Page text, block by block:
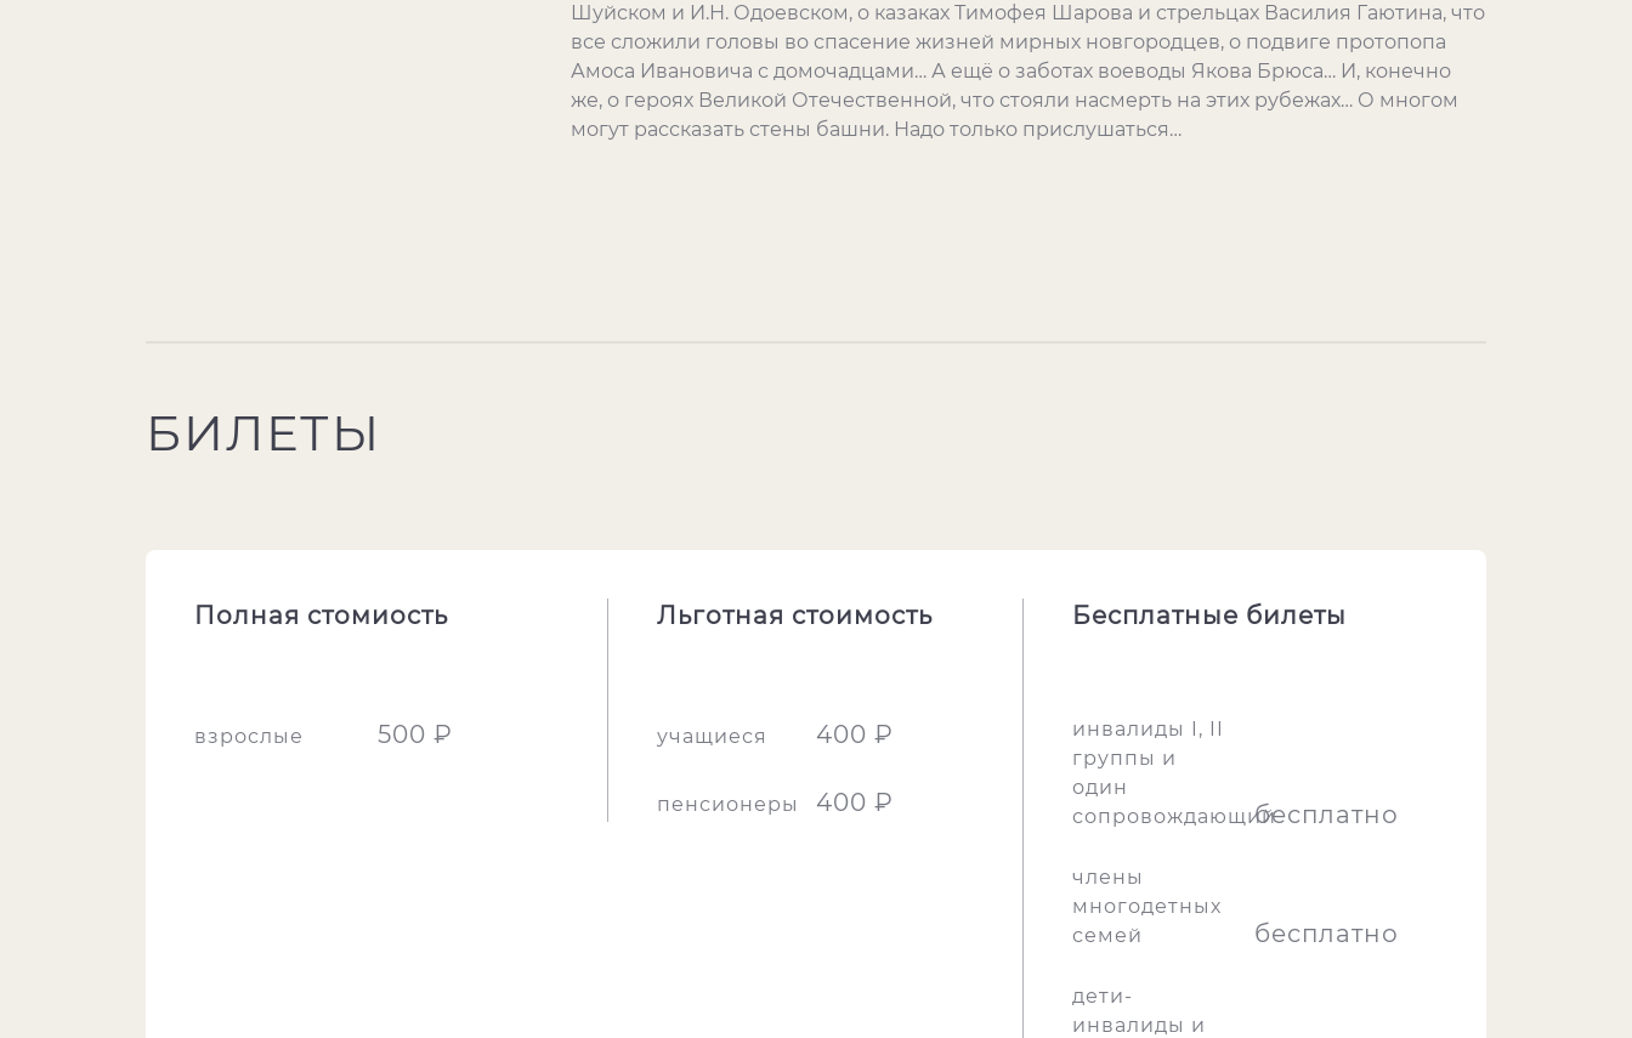
Шуйском и И.Н. Одоевском, о казаках Тимофея Шарова и стрельцах Василия Гаютина, что
все сложили головы во спасение жизней мирных новгородцев, о подвиге протопопа
Амоса Ивановича с домочадцами… А ещё о заботах воеводы Якова Брюса… И, конечно
же, о героях Великой Отечественной, что стояли насмерть на этих рубежах… О многом
могут рассказать стены башни. Надо только прислушаться…
БИЛЕТЫ
Полная стомиость
взрослые 500 ₽
Льготная стоимость
учащиеся 400 ₽
пенсионеры 400 ₽
Бесплатные билеты
инвалиды I, II
группы и
один
сопровождающийбесплатно
члены
многодетных
семей
бесплатно
дети-
инвалиды и